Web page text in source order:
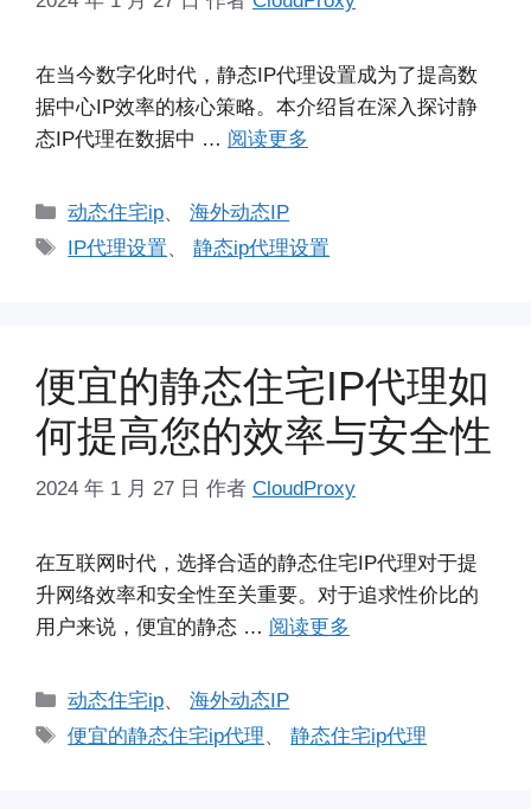
在当今数字化时代，静态IP代理设置成为了提高数
据中心IP效率的核心策略。本介绍旨在深入探讨静
态IP代理在数据中 … 阅读更多
分
类
动态住宅ip、海外动态IP
标
IP代理设置、静态ip代理设置
便宜的静态住宅IP代理如
何提高您的效率与安全性
2024 年 1 月 27 日 作者 CloudProxy
在互联网时代，选择合适的静态住宅IP代理对于提
升网络效率和安全性至关重要。对于追求性价比的
用户来说，便宜的静态 … 阅读更多
分
类
动态住宅ip、海外动态IP
标
便宜的静态住宅ip代理、静态住宅ip代理